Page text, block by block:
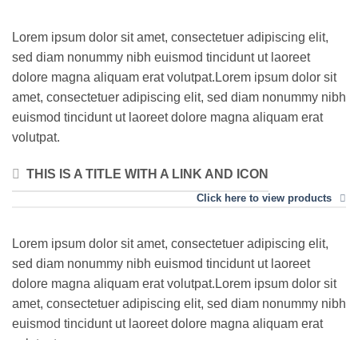
Lorem ipsum dolor sit amet, consectetuer adipiscing elit,
sed diam nonummy nibh euismod tincidunt ut laoreet
dolore magna aliquam erat volutpat.Lorem ipsum dolor sit
amet, consectetuer adipiscing elit, sed diam nonummy nibh
euismod tincidunt ut laoreet dolore magna aliquam erat
volutpat.
THIS IS A TITLE WITH A LINK AND ICON
Click here to view products
Lorem ipsum dolor sit amet, consectetuer adipiscing elit,
sed diam nonummy nibh euismod tincidunt ut laoreet
dolore magna aliquam erat volutpat.Lorem ipsum dolor sit
amet, consectetuer adipiscing elit, sed diam nonummy nibh
euismod tincidunt ut laoreet dolore magna aliquam erat